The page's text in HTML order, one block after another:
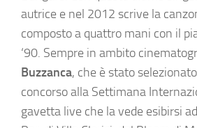
autrice e nel 2012 scrive la
composto a quattro mani con il
‘90. Sempre in ambito
Buzzanca, che è stato
concorso alla Settimana
gavetta live che la vede esibirsi